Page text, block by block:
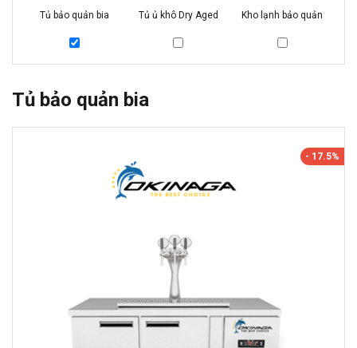
Tủ bảo quản bia Tủ ủ khô Dry Aged Kho lạnh bảo quản
Tủ bảo quản bia
- 17.5%